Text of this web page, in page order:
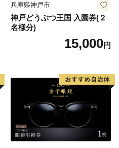
兵庫県神戸市
神戸どうぶつ王国 入園券(２
名様分)
15,000円